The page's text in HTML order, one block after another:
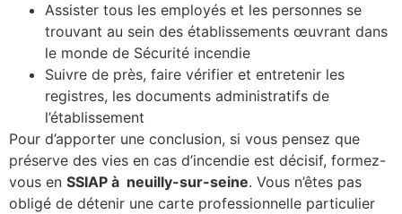
Assister tous les employés et les personnes se
trouvant au sein des établissements œuvrant dans
le monde de Sécurité incendie
Suivre de près, faire vérifier et entretenir les
registres, les documents administratifs de
l’établissement
Pour d’apporter une conclusion, si vous pensez que
préserve des vies en cas d’incendie est décisif, formez-
vous en SSIAP à neuilly-sur-seine. Vous n’êtes pas
obligé de détenir une carte professionnelle particulier